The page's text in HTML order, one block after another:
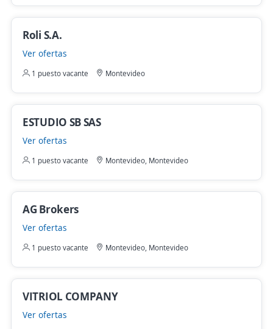
Roli S.A.
Ver ofertas
1 puesto vacante Montevideo
ESTUDIO SB SAS
Ver ofertas
1 puesto vacante Montevideo, Montevideo
AG Brokers
Ver ofertas
1 puesto vacante Montevideo, Montevideo
VITRIOL COMPANY
Ver ofertas